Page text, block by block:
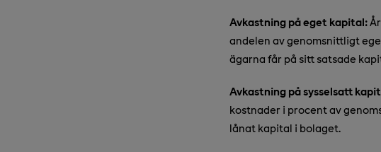
Avkastning på eget kapital:
andelen av genomsnittligt
ägarna får på sitt satsade
Avkastning på sysselsatt
kostnader i procent av
lånat kapital i bolaget.